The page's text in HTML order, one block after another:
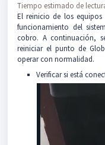
Tiempo estimado de
El reinicio de los
funcionamiento del
cobro. A continuación,
reiniciar el punto de
operar con normalidad.
Verificar si está